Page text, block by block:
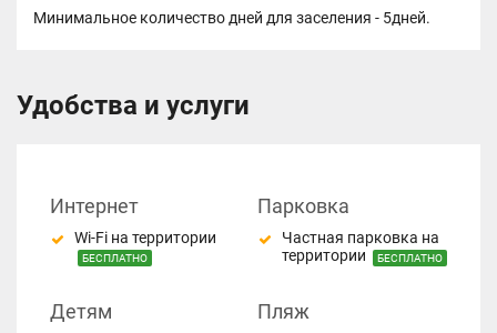
Минимальное количество дней для заселения - 5дней.
Удобства и услуги
Интернет
Wi-Fi на территории
БЕСПЛАТНО
Детям
Парковка
Частная парковка на
территории
БЕСПЛАТНО
Пляж